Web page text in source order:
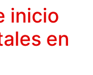
inicio
en